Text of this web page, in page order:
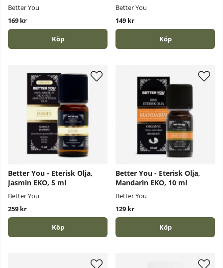
Better You
169 kr
Köp
Better You
149 kr
Köp
Better You - Eterisk Olja,
Jasmin EKO, 5 ml
Better You
259 kr
Köp
Better You - Eterisk Olja,
Mandarin EKO, 10 ml
Better You
129 kr
Köp